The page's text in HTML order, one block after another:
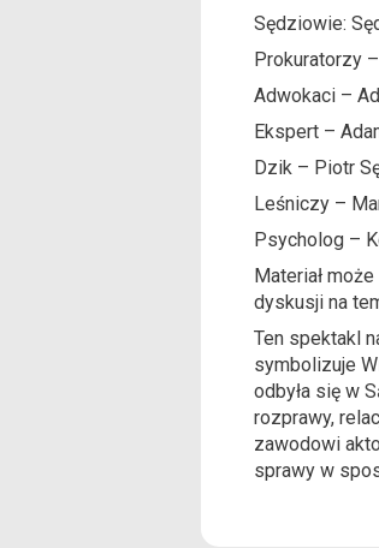
Sędziowie:
Prokuratorzy
Adwokaci –
Ekspert –
Dzik – Piotr
Leśniczy –
Psycholog –
Materiał
dyskusji na
Ten spektakl
symbolizuje
odbyła się w
rozprawy,
zawodowi
sprawy w